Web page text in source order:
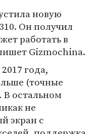
новую
Он получил
работать в
Gizmochina.
года,
(точные
В остальном
не
экран с